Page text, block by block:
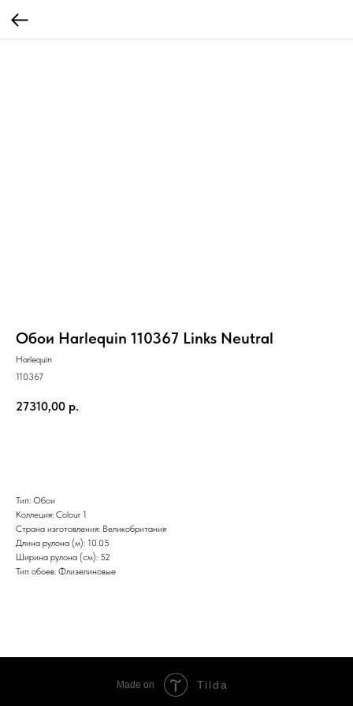
Обои Harlequin 110367 Links Neutral
Harlequin
110367
27310,00 р.
Тип: Обои
Коллеция: Colour 1
Страна изготовления: Великобритания
Длина рулона (м): 10.05
Ширина рулона (см): 52
Тип обоев: Флизелиновые
Made on Tilda